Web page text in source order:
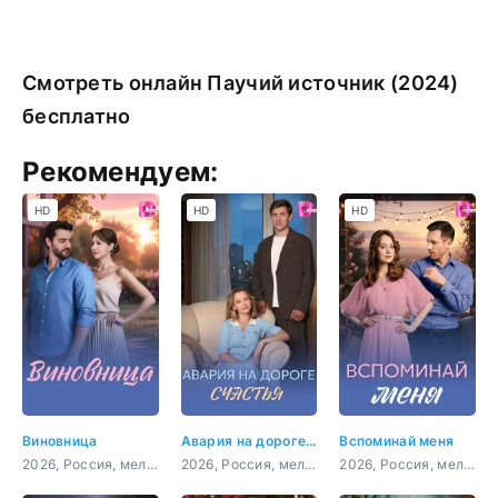
Смотреть онлайн Паучий источник (2024)
бесплатно
Рекомендуем:
Виновница
2026, Россия, мелодрама
HD
Авария на дороге счастья
2026, Россия, мелодрама
HD
Вспоминай меня
2026, Россия, мелодрама
HD